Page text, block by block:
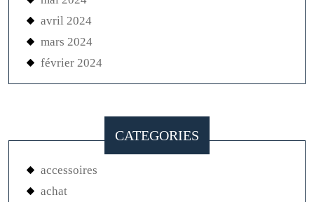
avril 2024
mars 2024
février 2024
CATEGORIES
accessoires
achat